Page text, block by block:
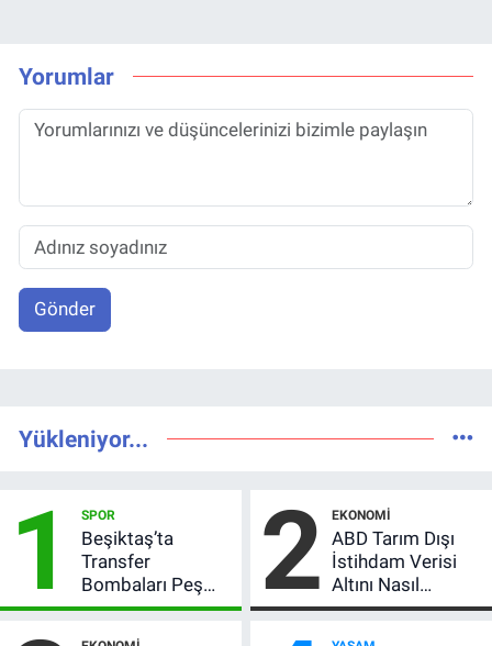
Yorumlar
Gönder
Yükleniyor...
1 SPOR
Beşiktaş’ta
Transfer
Bombaları Peş
Peşe! Adalı
2 EKONOMI
ABD Tarım Dışı
İstihdam Verisi
Altını Nasıl
Etkiler? Çok Basit